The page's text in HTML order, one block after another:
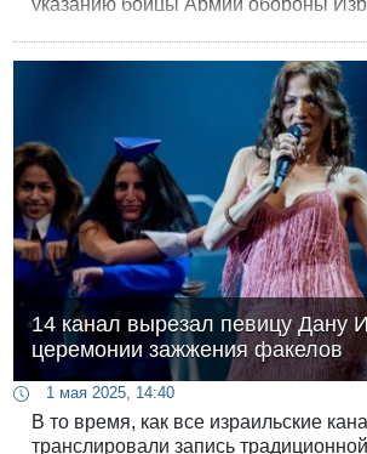
указанию бойцы Армии обороны
"сопутствующего ущерба".
14 канал вырезал певицу Дану
церемонии зажжения факелов
1 мая 2025, 14:40
В то время, как все израильские
транслировали запись